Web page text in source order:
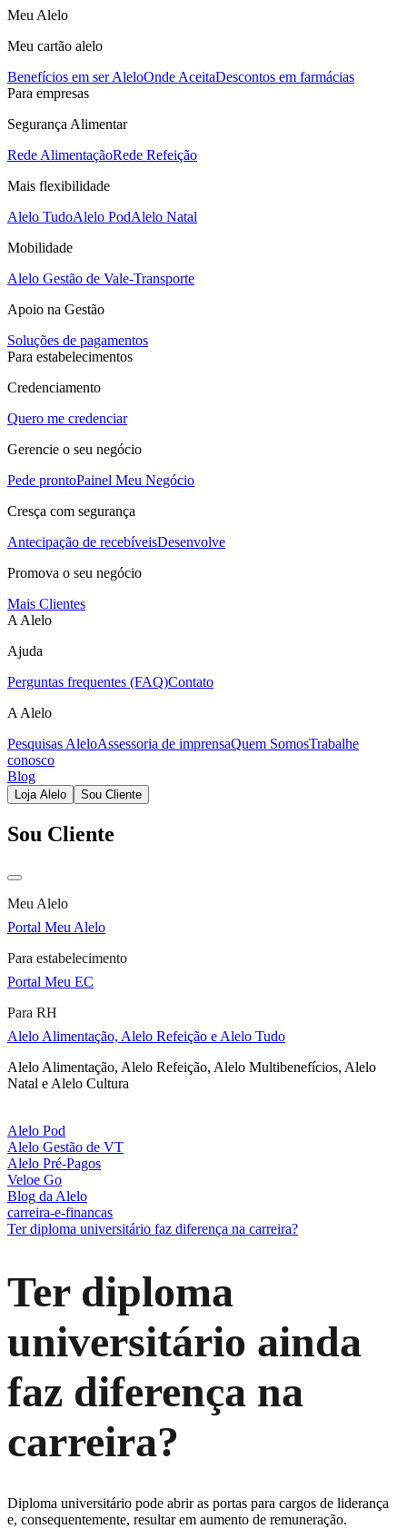
Meu Alelo
Meu cartão alelo
Benefícios em ser AleloOnde AceitaDescontos em farmácias
Para empresas
Segurança Alimentar
Rede AlimentaçãoRede Refeição
Mais flexibilidade
Alelo TudoAlelo PodAlelo Natal
Mobilidade
Alelo Gestão de Vale-Transporte
Apoio na Gestão
Soluções de pagamentos
Para estabelecimentos
Credenciamento
Quero me credenciar
Gerencie o seu negócio
Pede prontoPainel Meu Negócio
Cresça com segurança
Antecipação de recebíveisDesenvolve
Promova o seu negócio
Mais Clientes
A Alelo
Ajuda
Perguntas frequentes (FAQ)Contato
A Alelo
Pesquisas AleloAssessoria de imprensaQuem SomosTrabalhe
conosco
Blog
Loja Alelo Sou Cliente
Sou Cliente
Meu Alelo
Portal Meu Alelo
Para estabelecimento
Portal Meu EC
Para RH
Alelo Alimentação, Alelo Refeição e Alelo Tudo
Alelo Alimentação, Alelo Refeição, Alelo Multibenefícios, Alelo
Natal e Alelo Cultura
Alelo Pod
Alelo Gestão de VT
Alelo Pré-Pagos
Veloe Go
Blog da Alelo
carreira-e-financas
Ter diploma universitário faz diferença na carreira?
Ter diploma
universitário ainda
faz diferença na
carreira?
Diploma universitário pode abrir as portas para cargos de liderança
e, consequentemente, resultar em aumento de remuneração.